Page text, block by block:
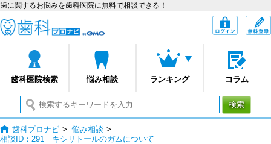
歯に関するお悩みを歯科医院に無料で相談できる！
歯科医院検索 悩み相談 ランキング コラム
ログイン
検索
歯科プロナビ > 悩み相談 >
相談ID：291 キシリトールのガムについて